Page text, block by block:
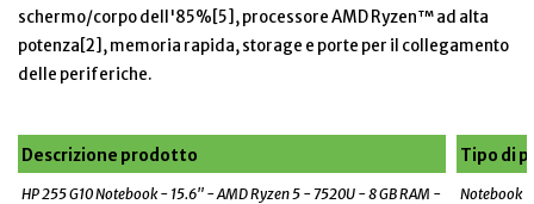
schermo/corpo dell'85%[5], processore AMD Ryzen™ ad alta
potenza[2], memoria rapida, storage e porte per il collegamento
delle periferiche.
Descrizione prodotto Tipo di
HP 255 G10 Notebook - 15.6" - AMD Ryzen 5 - 7520U - 8 GB RAM -
Notebook